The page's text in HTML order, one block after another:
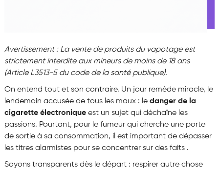
Avertissement : La vente de produits du vapotage est
strictement interdite aux mineurs de moins de 18 ans
(Article L3513-5 du code de la santé publique).
On entend tout et son contraire. Un jour remède miracle, le
lendemain accusée de tous les maux : le danger de la
cigarette électroniqueest un sujet qui déchaîne les
passions. Pourtant, pour le fumeur qui cherche une porte
de sortie à sa consommation, il est important de dépasser
les titres alarmistes pour se concentrer sur des faits .
Soyons transparents dès le départ : respirer autre chose